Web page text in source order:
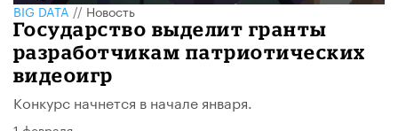
BIG DATA//Новость
Государство выделит гранты
разработчикам патриотических
видеоигр
Конкурс начнется в начале января.